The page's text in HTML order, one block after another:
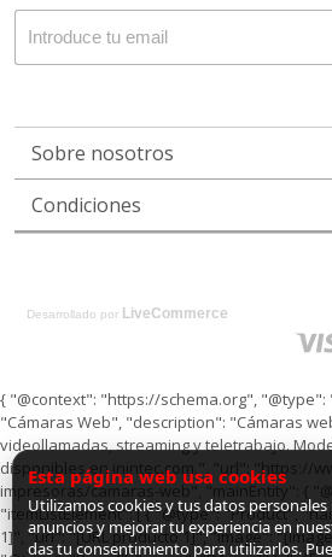
Sobre nosotros
Condiciones
Desarrollado por LiveCommerce
{ "@context": "https://schema.org", "@type":
"Cámaras Web", "description": "Cámaras
videollamadas, streaming y teletrabajo.
disponibles en inintec.com.", "url": "https://
impresoras/camaras-web", "mainEntity": {
"itemListElement": [ { "@type": "Product",
1]", "url": "[URL producto 1]", "image":
Esta página web usa cookies
Utilizamos cookies y tus datos
anuncios y mejorar tu experiencia en
das tu consentimiento para utilizarlos.